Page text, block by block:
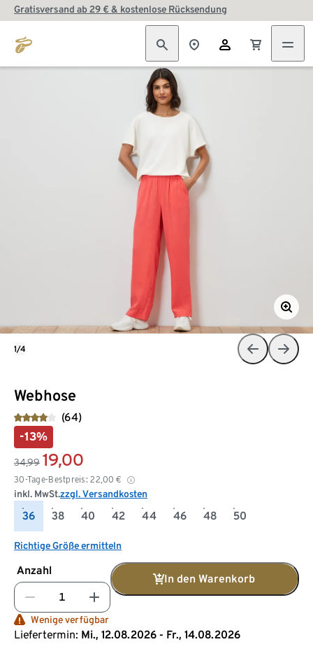
Gratisversand ab 29 € & kostenlose Rücksendung
Webhose
(64)
-13%
34,99 19,00
30-Tage-Bestpreis: 22,00 €
inkl. MwSt.zzgl. Versandkosten
36 38 40 42 44 46 48 50
Richtige Größe ermitteln
Anzahl
In den Warenkorb
Wenige verfügbar
Liefertermin: Mi., 12.08.2026 - Fr., 14.08.2026
1/4